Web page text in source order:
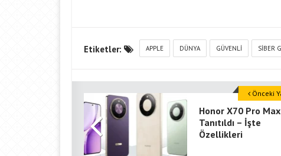
Etiketler: APPLE DÜNYA GÜVENLI SIBER
Honor X70 Pro Max
Tanıtıldı – İşte
Özellikleri
Önceki